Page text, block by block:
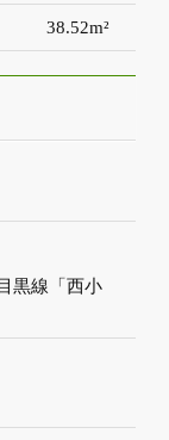
38.52m²
黒線「西小